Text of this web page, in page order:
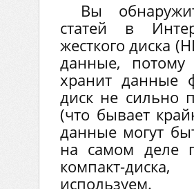
Вы
статей в
жесткого диска
данные, потому
хранит данные
диск не сильно
(что бывает
данные могут
на самом деле
компакт-
используем.